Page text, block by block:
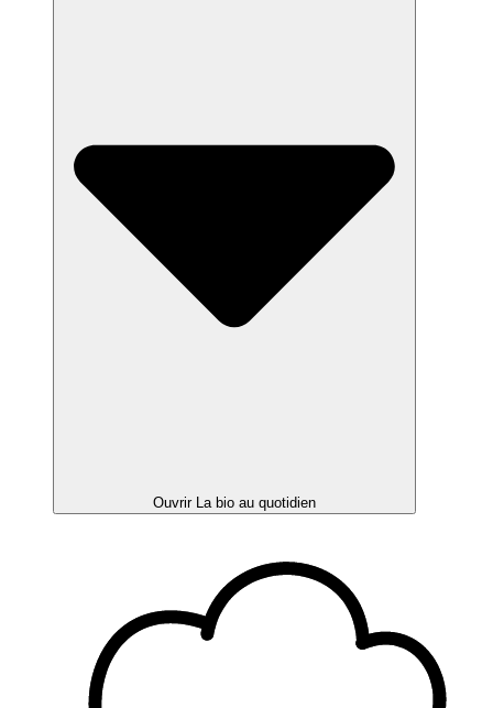
Ouvrir La bio au quotidien